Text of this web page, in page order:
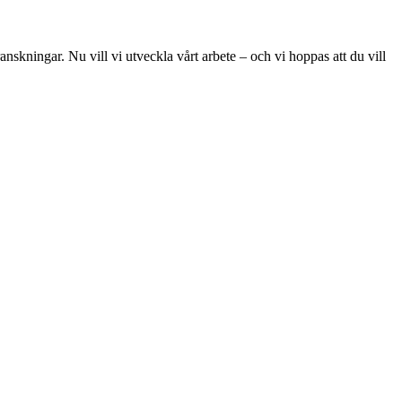
Nu vill vi utveckla vårt arbete – och vi hoppas att du vill